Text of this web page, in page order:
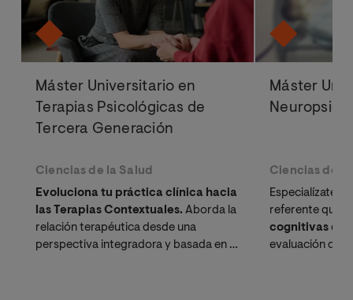
Máster Universitario en
Terapias Psicológicas de
Tercera Generación
Ciencias de la Salud
Evoluciona tu práctica clínica hacia
las Terapias Contextuales. Aborda la
relación terapéutica desde una
perspectiva integradora y basada en la
Máster
Ciencias de
Especialízate
referente que
cognitivas
evaluación